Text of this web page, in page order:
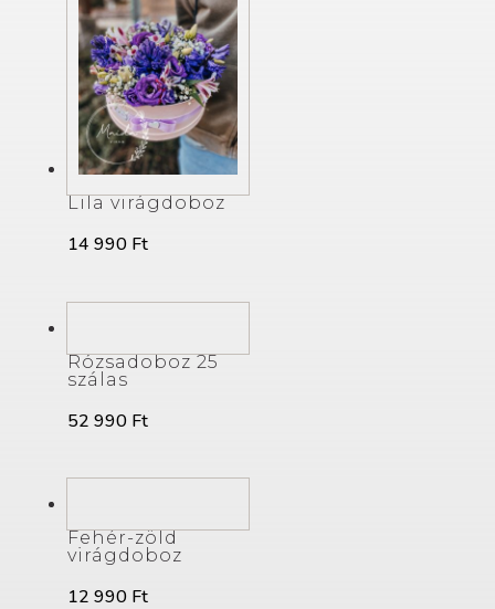
Lila virágdoboz
14 990 Ft
Rózsadoboz 25
szálas
52 990 Ft
Fehér-zöld
virágdoboz
12 990 Ft